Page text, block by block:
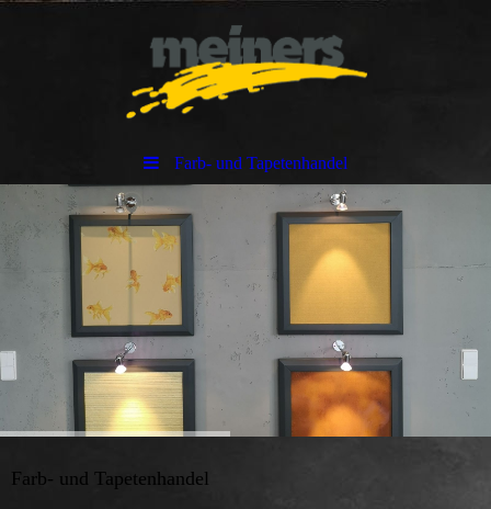
Farb- und Tapetenhandel
Farb- und Tapetenhandel